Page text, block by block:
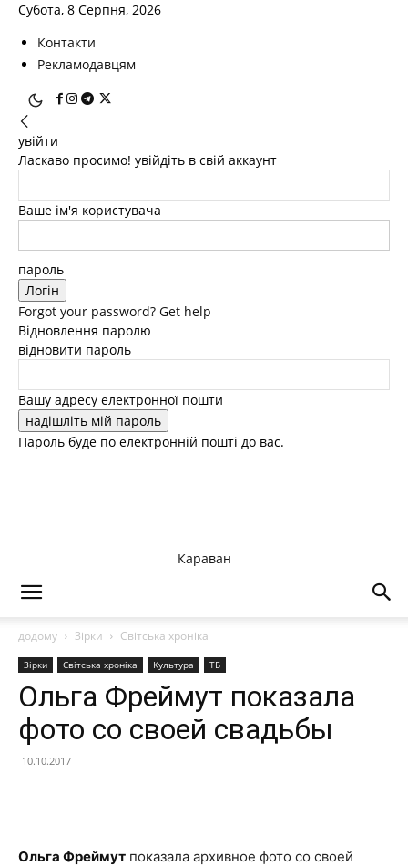
Субота, 8 Серпня, 2026
Контакти
Рекламодавцям
увійти
Ласкаво просимо! увійдіть в свій аккаунт
Ваше ім'я користувача
пароль
Forgot your password? Get help
Відновлення паролю
відновити пароль
Вашу адресу електронної пошти
Пароль буде по електронній пошті до вас.
Караван
додому Зірки Світська хроніка
Зірки Світська хроніка Культура ТБ
Ольга Фреймут показала
фото со своей свадьбы
10.10.2017
Ольга Фреймут показала архивное фото со своей